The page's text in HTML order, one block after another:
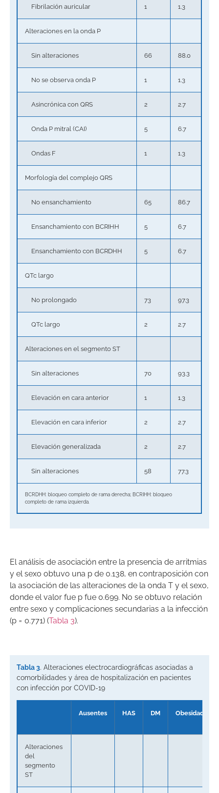
Fibrilación auricular 1 1.3
Alteraciones en la onda P
Sin alteraciones 66 88.0
No se observa onda P 1 1.3
Asincrónica con QRS 2 2.7
Onda P mitral (CAI) 5 6.7
Ondas F 1 1.3
Morfología del complejo QRS
No ensanchamiento 65 86.7
Ensanchamiento con BCRIHH 5 6.7
Ensanchamiento con BCRDHH 5 6.7
QTc largo
No prolongado 73 97.3
QTc largo 2 2.7
Alteraciones en el segmento ST
Sin alteraciones 70 93.3
Elevación en cara anterior 1 1.3
Elevación en cara inferior 2 2.7
Elevación generalizada 2 2.7
Sin alteraciones 58 77.3
BCRDHH: bloqueo completo de rama derecha; BCRIHH: bloqueo
completo de rama izquierda.
El análisis de asociación entre la presencia de arritmias
y el sexo obtuvo una p de 0.138, en contraposición con
la asociación de las alteraciones de la onda T y el sexo,
donde el valor fue p fue 0.699. No se obtuvo relación
entre sexo y complicaciones secundarias a la infección
(p = 0.771) (Tabla 3).
Tabla 3. Alteraciones electrocardiográficas asociadas a
comorbilidades y área de hospitalización en pacientes
con infección por COVID-19
Ausentes HAS DM Obesidad
Alteraciones
del
segmento
ST